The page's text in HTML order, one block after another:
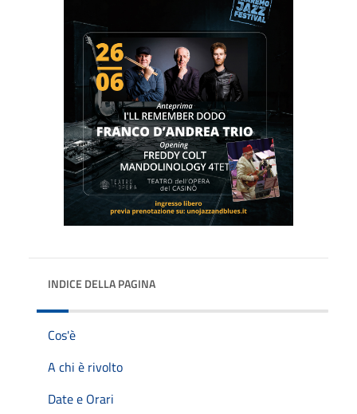
INDICE DELLA PAGINA
Cos'è
A chi è rivolto
Date e Orari